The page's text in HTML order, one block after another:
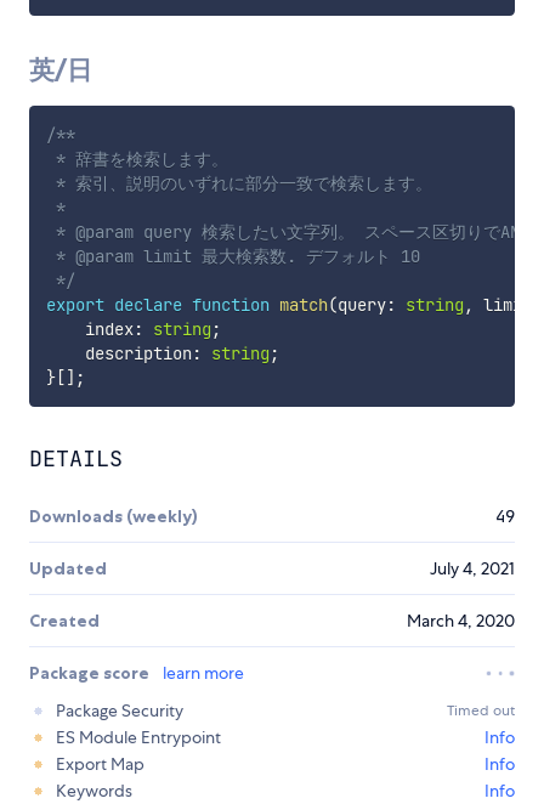
英/日
/**
* 辞書を検索します。
* 索引、説明のいずれに部分一致で検索します。
*
* @param query 検索したい文字列。 スペース区切りでAND
* @param limit 最大検索数. デフォルト 10
*/
export declare function match(query: string , limit
    index
: string ;
    description
: string ;
}[] ;
DETAILS
Downloads (weekly) 49
Updated July 4, 2021
Created March 4, 2020
Package score
learn more
Package Security
Timed out
ES Module Entrypoint
Info
Export Map
Info
Keywords
Info